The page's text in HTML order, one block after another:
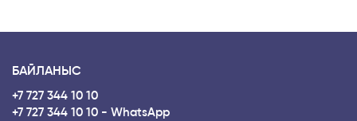
БАЙЛАНЫС
+7 727 344 10 10
+7 727 344 10 10 - WhatsApp